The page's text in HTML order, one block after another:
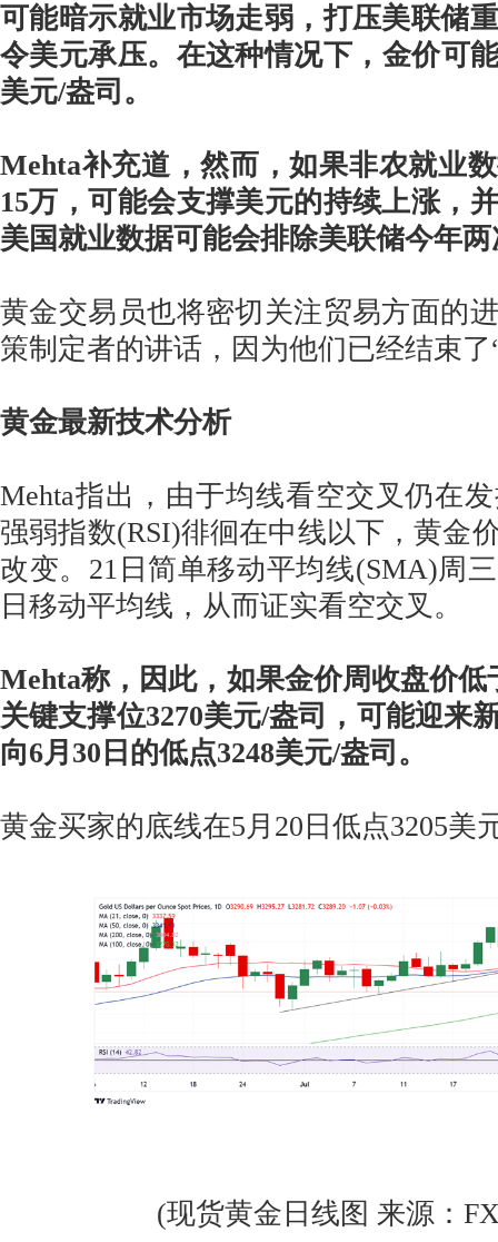
可能暗示就业市场走弱，打压美联储
令美元承压。在这种情况下，金价可
美元/盎司。
Mehta补充道，然而，如果非农就业
15万，可能会支撑美元的持续上涨，
美国就业数据可能会排除美联储今年
黄金交易员也将密切关注贸易方面的
策制定者的讲话，因为他们已经结束了
黄金最新技术分析
Mehta指出，由于均线看空交叉仍在
强弱指数(RSI)徘徊在中线以下，黄金
改变。21日简单移动平均线(SMA)周
日移动平均线，从而证实看空交叉。
Mehta称，因此，如果金价周收盘价低
关键支撑位3270美元/盎司，可能迎来
向6月30日的低点3248美元/盎司。
黄金买家的底线在5月20日低点3205美
(现货黄金日线图 来源：